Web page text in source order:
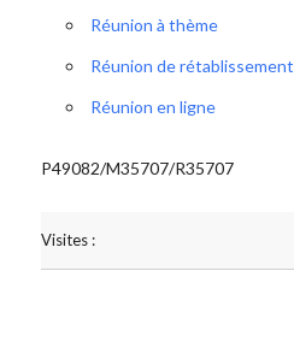
Réunion à thème
Réunion de rétablissement
Réunion en ligne
P49082/M35707/R35707
Visites :